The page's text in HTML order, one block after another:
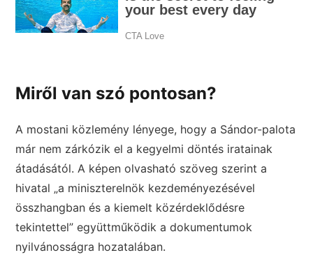
Miről van szó pontosan?
A mostani közlemény lényege, hogy a Sándor-palota
már nem zárkózik el a kegyelmi döntés iratainak
átadásától. A képen olvasható szöveg szerint a
hivatal „a miniszterelnök kezdeményezésével
összhangban és a kiemelt közérdeklődésre
tekintettel” együttműködik a dokumentumok
nyilvánosságra hozatalában.